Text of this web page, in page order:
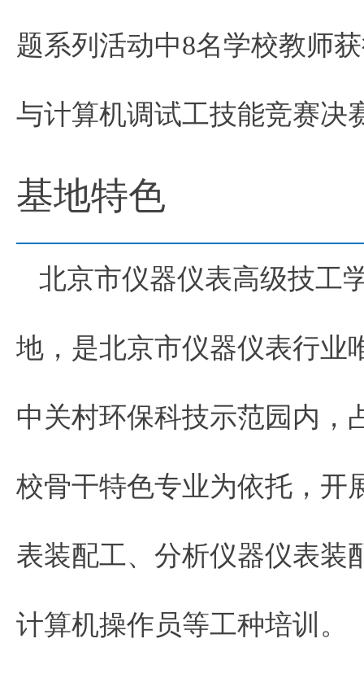
题系列活动中8名学校教师
与计算机调试工技能竞赛决
基地特色
北京市仪器仪表高级技工
地，是北京市仪器仪表行业
中关村环保科技示范园内，
校骨干特色专业为依托，开
表装配工、分析仪器仪表装
计算机操作员等工种培训。